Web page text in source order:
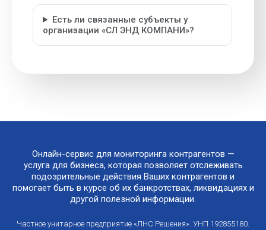
Есть ли связанные субъекты у
организации «СЛ ЭНД КОМПАНИ»?
Онлайн-сервис для мониторинга контрагентов —
услуга для бизнеса, которая позволяет отслеживать
подозрительные действия Ваших контрагентов и
помогает быть в курсе об их банкротствах, ликвидациях и
другой полезной информации.
Частное унитарное предприятие «ЛНС Решения». УНП 192855180.